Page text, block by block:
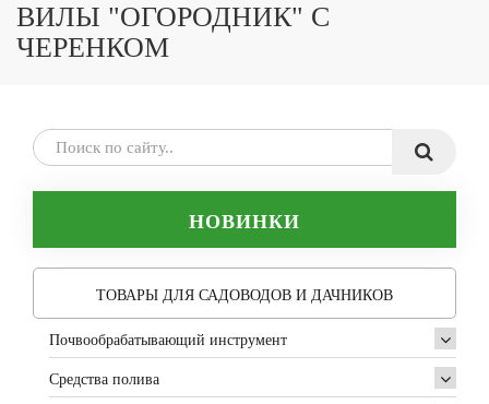
ВИЛЫ "ОГОРОДНИК" С
ЧЕРЕНКОМ
НОВИНКИ
ТОВАРЫ ДЛЯ САДОВОДОВ И ДАЧНИКОВ
Почвообрабатывающий инструмент
Средства полива